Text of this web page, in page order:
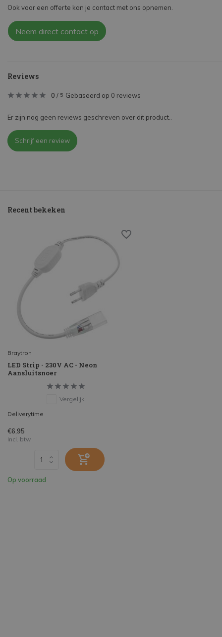
Ook voor een offerte kan je contact met ons opnemen.
Neem direct contact op
Reviews
0 / 5 Gebaseerd op 0 reviews
Er zijn nog geen reviews geschreven over dit product..
Schrijf een review
Recent bekeken
Braytron
LED Strip - 230V AC - Neon
Aansluitsnoer
Vergelijk
Deliverytime
€6,95
Incl. btw
Op voorraad